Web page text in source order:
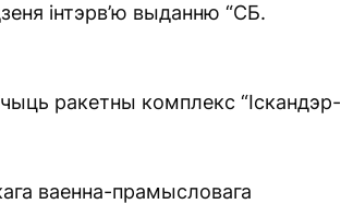
інтэрв’ю выданню “СБ.
ракетны комплекс “Іскандэр-
ваенна-прамысловага